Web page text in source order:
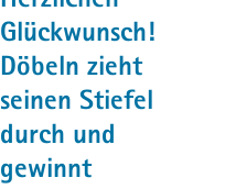
Glückwunsch!
Döbeln zieht
seinen Stiefel
durch und
gewinnt